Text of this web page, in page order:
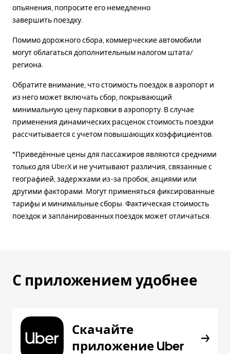
опьянения, попросите его немедленно
завершить поездку.
Помимо дорожного сбора, коммерческие автомобили
могут облагаться дополнительным налогом штата/
региона.
Обратите внимание, что стоимость поездок в аэропорт и
из него может включать сбор, покрывающий
минимальную цену парковки в аэропорту. В случае
применения динамических расценок стоимость поездки
рассчитывается с учетом повышающих коэффициентов.
*Приведённые цены для пассажиров являются средними
только для UberX и не учитывают различия, связанные с
географией, задержками из-за пробок, акциями или
другими факторами. Могут применяться фиксированные
тарифы и минимальные сборы. Фактическая стоимость
поездок и запланированных поездок может отличаться.
С приложением удобнее
Скачайте
приложение Uber